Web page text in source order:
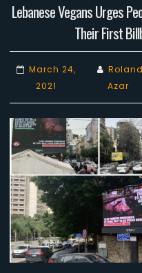
Lebanese Vegans Urges
Their First
March 24,
2021
Roland
Azar